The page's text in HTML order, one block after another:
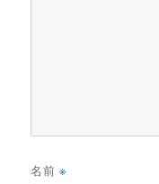
名前※